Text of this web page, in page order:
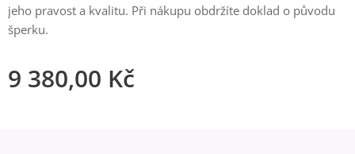
jeho pravost a kvalitu. Při nákupu obdržíte doklad o původu
šperku.
9 380,00 Kč